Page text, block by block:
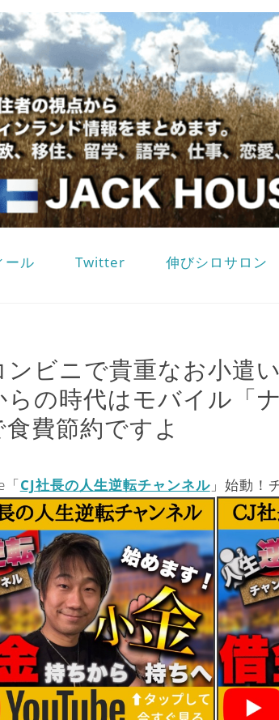
ール Twitter 伸びシロサロン
ンビニで貴重なお小遣
らの時代はモバイル「
費節約ですよ
「CJ社長の人生逆転チャンネル」始動！